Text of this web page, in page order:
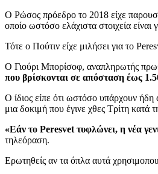
Ο Ρώσος πρόεδρο το 2018 είχε
οποίο ωστόσο ελάχιστα στοιχεία είναι
Τότε ο Πούτιν είχε μιλήσει για το
Ο Γιούρι Μπορίσοφ, αναπληρωτής
που βρίσκονται σε απόσταση έως
Ο ίδιος είπε ότι ωστόσο υπάρχουν
μια δοκιμή που έγινε χθες Τρίτη
«Εάν το Peresvet τυφλώνει, η νέα
τηλεόραση.
Ερωτηθείς αν τα όπλα αυτά